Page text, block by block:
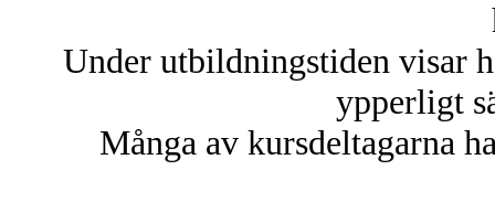
Under utbildningstiden visar
ypperligt
Många av kursdeltagarna